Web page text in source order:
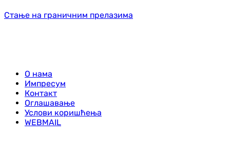
Стање на граничним прелазима
О нама
Импресум
Контакт
Оглашавање
Услови коришћења
WEBMAIL